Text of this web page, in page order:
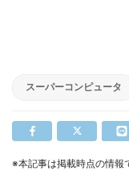
スーパーコンピュータ
※本記事は掲載時点の情報